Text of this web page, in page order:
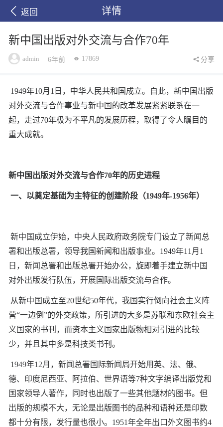
返回 详情
新中国出版对外交流与合作70年
admin 6年前 17869 分享
1949年10月1日，中华人民共和国成立。自此，新中国出版
对外交流与合作事业与新中国的改革发展紧紧联系在一
起，走过70年极为不平凡的发展历程，取得了令人瞩目的
重大成就。
新中国出版对外交流与合作70年的历史进程
一、以奠定基础为主特征的创建阶段（1949年-1956年）
新中国成立伊始，中央人民政府政务院专门设立了新闻总
署和出版总署，领导我国新闻和出版事业。1949年11月1
日，新闻总署和出版总署开始办公，旋即着手建立新中国
对外出版发行队伍，开展国际出版交流与合作。
从新中国成立至20世纪50年代，我国实行倒向社会主义阵
营“一边倒”的外交政策，所引进的大多是苏联和东欧社会主
义国家的书刊，而资本主义国家出版物相对引进的比较
少，并且其中多是科技类书刊。
1949年12月，新闻总署国际新闻局开始用英、法、俄、
德、印度尼西亚、阿拉伯、世界语等7种文字编译出版党和
国家领导人著作，同时也出版了一些其他题材的图书。但
出版的规模不大，无论是出版图书的品种和语种还是印数
都十分有限，发行量也很小。1951年全年出口外文图书约4